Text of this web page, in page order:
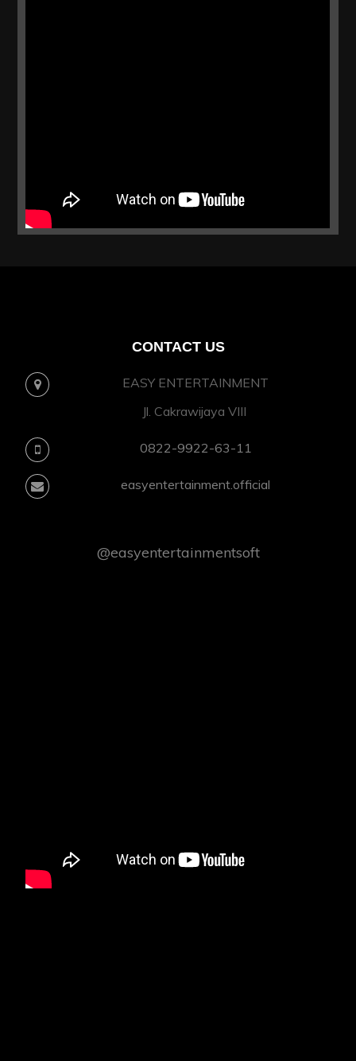
CONTACT US
EASY ENTERTAINMENT
Jl. Cakrawijaya VIII
0822-9922-63-11
easyentertainment.official
@easyentertainmentsoft